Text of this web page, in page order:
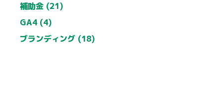
補助金 (21)
GA4 (4)
ブランディング (18)